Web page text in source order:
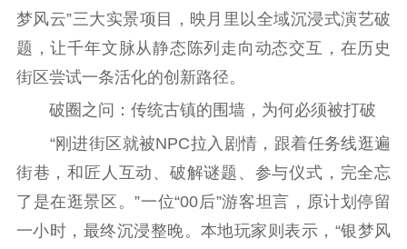
理论武装
理论学习 宣传宣讲
哲学社科
社科强省 工作通知
成果集萃
江苏文脉
资料下载
新闻宣传
梦风云”三大实景项目，映月里以全域沉浸式演艺破
题，让千年文脉从静态陈列走向动态交互，在历史
街区尝试一条活化的创新路径。
破圈之问：传统古镇的围墙，为何必须被打破
“刚进街区就被NPC拉入剧情，跟着任务线逛遍
街巷，和匠人互动、破解谜题、参与仪式，完全忘
了是在逛景区。”一位“00后”游客坦言，原计划停留
一小时，最终沉浸整晚。本地玩家则表示，“银梦风